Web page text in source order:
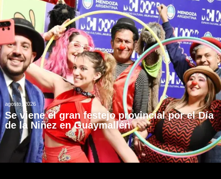
agosto, 2026
Se viene el gran festejo provincial por el Día
de la Niñez en Guaymallén